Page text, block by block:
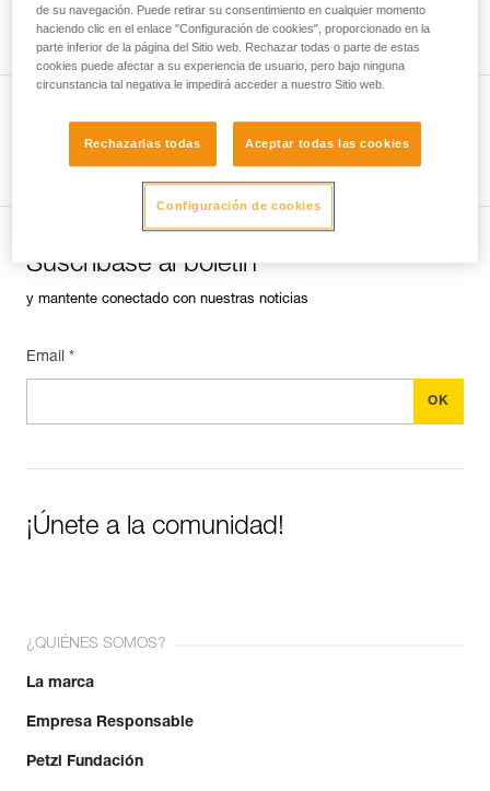
Ver todas las técnicas
Suscríbase al boletín
y mantente conectado con nuestras noticias
Email *
¡Únete a la comunidad!
¿QUIÉNES SOMOS?
La marca
Empresa Responsable
Petzl Fundación
de su navegación. Puede retirar su consentimiento en cualquier momento
haciendo clic en el enlace "Configuración de cookies", proporcionado en la
parte inferior de la página del Sitio web. Rechazar todas o parte de estas
cookies puede afectar a su experiencia de usuario, pero bajo ninguna
circunstancia tal negativa le impedirá acceder a nuestro Sitio web.
Rechazarlas todas Aceptar todas las cookies
Configuración de cookies